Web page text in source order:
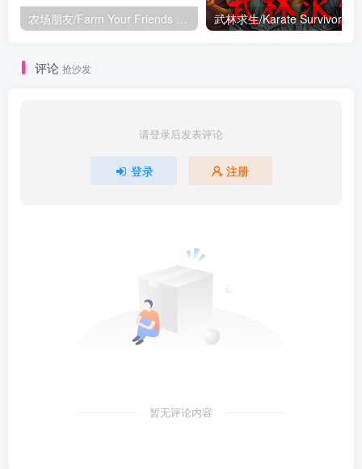
农场朋友/Farm Your Friends Build.18550618|动作冒险|容量700MB|免安装绿色中文版
评论 抢沙发
请登录后发表评论
登录 注册
暂无评论内容